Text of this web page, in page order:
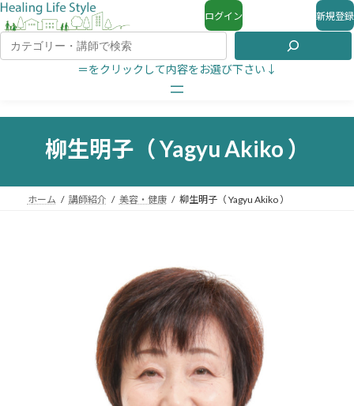
ログイン 新規登録
＝をクリックして内容をお選び下さい↓
柳生明子（ Yagyu Akiko ）
ホーム 講師紹介 美容・健康 柳生明子（ Yagyu Akiko ）